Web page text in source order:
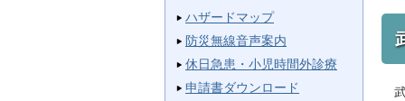
ハザードマップ
防災無線音声案内
休日急患・小児時間外診療
申請書ダウンロード
武